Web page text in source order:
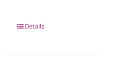
Details